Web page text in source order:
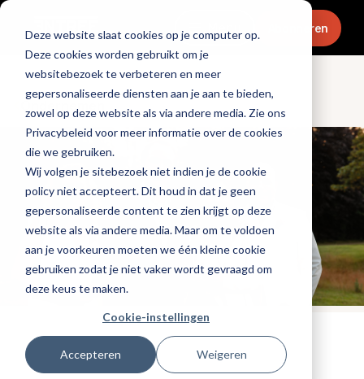
Deze website slaat cookies op je computer op.
Deze cookies worden gebruikt om je
websitebezoek te verbeteren en meer
gepersonaliseerde diensten aan je aan te bieden,
zowel op deze website als via andere media. Zie ons
Privacybeleid voor meer informatie over de cookies
die we gebruiken.
Wij volgen je sitebezoek niet indien je de cookie
policy niet accepteert. Dit houd in dat je geen
gepersonaliseerde content te zien krijgt op deze
website als via andere media. Maar om te voldoen
aan je voorkeuren moeten we één kleine cookie
gebruiken zodat je niet vaker wordt gevraagd om
deze keus te maken.
Cookie-instellingen
Accepteren Weigeren
Menu Abonneren
Ondernemen
Tags:hotels,evenementen
Gepubliceerd op: 20 juni 2024